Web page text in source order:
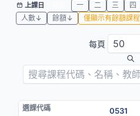
上課日 一 二 三 四
人數↓
餘額↓ 僅顯示有餘額課程
每頁
0531